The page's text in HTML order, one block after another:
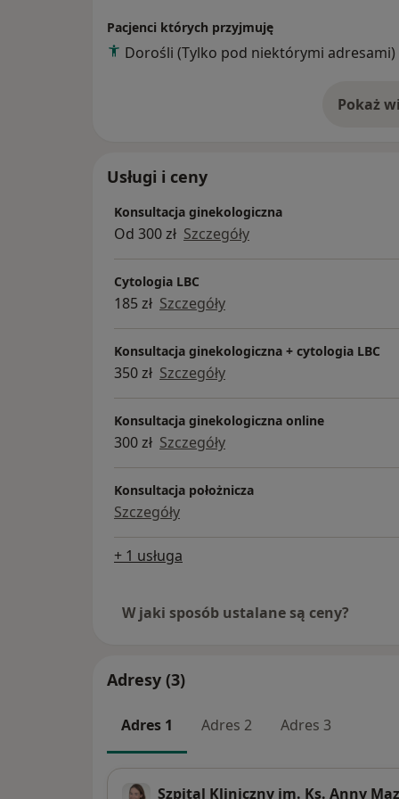
studia podyplomowe w zakresie medycyny
dodatkowo wzmacnia moje podejście do
bezpieczeństwo, komfort i satysfakcję z
Pacjenci których przyjmuję
Dorośli (Tylko pod niektórymi adresami)
Pokaż o
Usługi i ceny
Konsultacja ginekologiczna
Od 300 zł Szczegóły
Cytologia LBC
185 zł Szczegóły
Konsultacja ginekologiczna + cytologia LBC
350 zł Szczegóły
Konsultacja ginekologiczna online
300 zł Szczegóły
Konsultacja położnicza
Szczegóły
+ 1 usługa
W jaki sposób ustalane są ceny?
Adresy (3)
Adres 1 Adres 2 Adres 3
Szpital Kliniczny im. Ks. Anny